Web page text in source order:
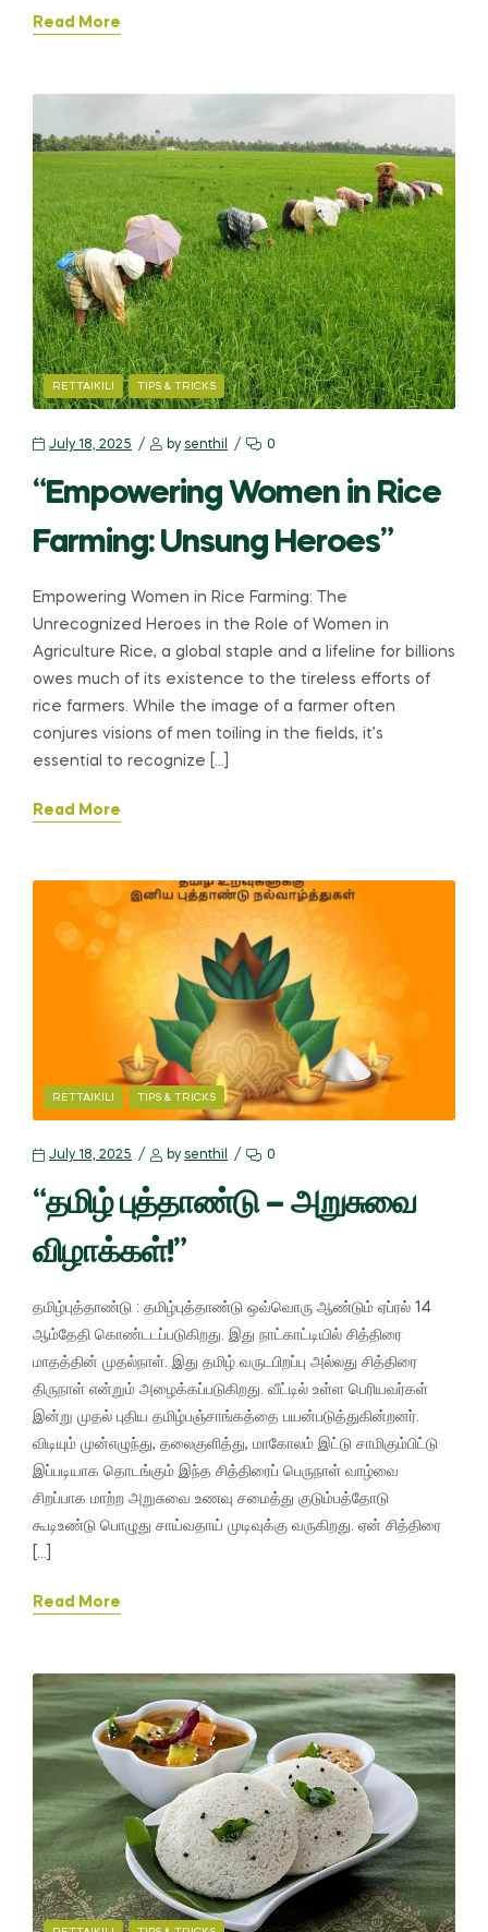
Read More
RETTAIKILI TIPS & TRICKS
July 18, 2025 by senthil 0
“Empowering Women in Rice
Farming: Unsung Heroes”
Empowering Women in Rice Farming: The
Unrecognized Heroes in the Role of Women in
Agriculture Rice, a global staple and a lifeline for billions
owes much of its existence to the tireless efforts of
rice farmers. While the image of a farmer often
conjures visions of men toiling in the fields, it’s
essential to recognize […]
Read More
RETTAIKILI TIPS & TRICKS
July 18, 2025 by senthil 0
“தமிழ் புத்தாண்டு – அறுசுவை
விழாக்கள்!”
தமிழ்புத்தாண்டு : தமிழ்புத்தாண்டு ஒவ்வொரு ஆண்டும் ஏப்ரல் 14
ஆம்தேதி கொண்டடப்படுகிறது. இது நாட்காட்டியில் சித்திரை
மாதத்தின் முதல்நாள். இது தமிழ் வருடபிறப்பு அல்லது சித்திரை
திருநாள் என்றும் அழைக்கப்படுகிறது. வீட்டில் உள்ள பெரியவர்கள்
இன்று முதல் புதிய தமிழ்பஞ்சாங்கத்தை பயன்படுத்துகின்றனர்.
விடியும் முன்எழுந்து, தலைகுளித்து, மாகோலம் இட்டு சாமிகும்பிட்டு
இப்படியாக தொடங்கும் இந்த சித்திரைப் பெருநாள் வாழ்வை
சிறப்பாக மாற்ற அறுசுவை உணவு சமைத்து குடும்பத்தோடு
கூடிஉண்டு பொழுது சாய்வதாய் முடிவுக்கு வருகிறது. ஏன் சித்திரை
[…]
Read More